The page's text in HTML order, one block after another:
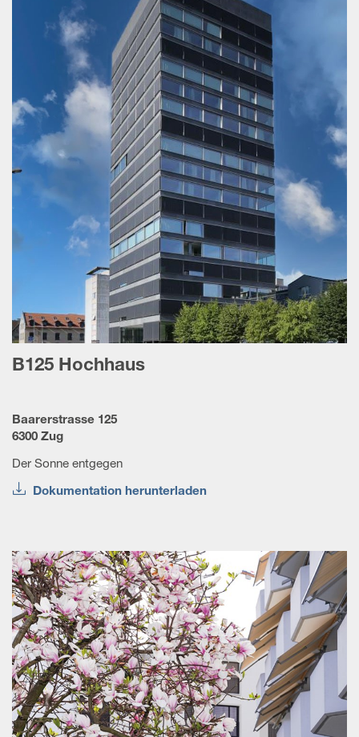
B125 Hochhaus
Baarerstrasse 125
6300 Zug
Der Sonne entgegen
Dokumentation herunterladen